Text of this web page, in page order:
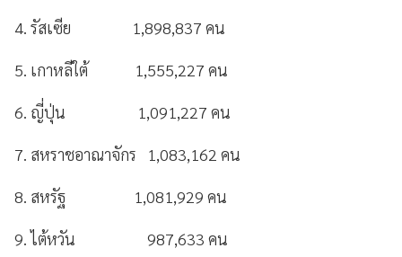
4. รัสเซีย 1,898,837 คน
5. เกาหลีใต้ 1,555,227 คน
6. ญี่ปุ่น 1,091,227 คน
7. สหราชอาณาจักร 1,083,162 คน
8. สหรัฐ 1,081,929 คน
9. ไต้หวัน 987,633 คน